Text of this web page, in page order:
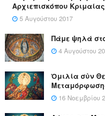
Αρχιεπισκόπου Κριμαίας
5 Αυγούστου 2017
Πάμε ψηλά
4 Αυγούστου
Ὁμιλία σὺν
16 Νοεμβρίου